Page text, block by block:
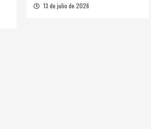
13 de julio de 2026